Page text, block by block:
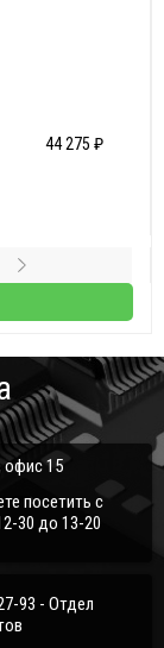
44 275 ₽
офис 15
посетить с
30 до 13-20
93 - Отдел